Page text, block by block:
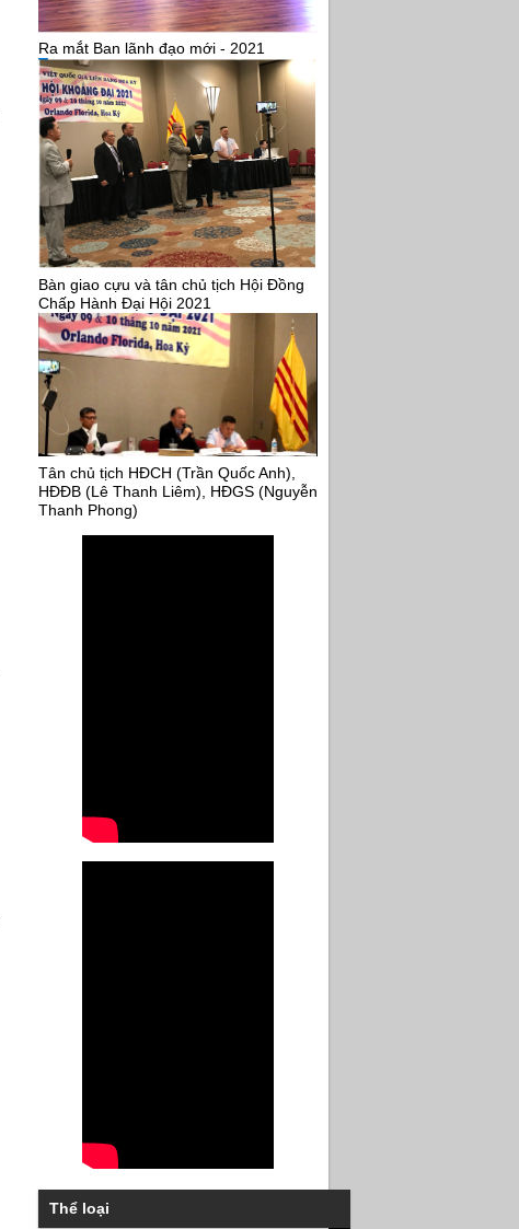
Ra mắt Ban lãnh đạo mới - 2021
Bàn giao cựu và tân chủ tịch Hội Đồng
Chấp Hành Đại Hội 2021
Tân chủ tịch HĐCH (Trần Quốc Anh),
HĐĐB (Lê Thanh Liêm), HĐGS (Nguyễn
Thanh Phong)
Thể loại